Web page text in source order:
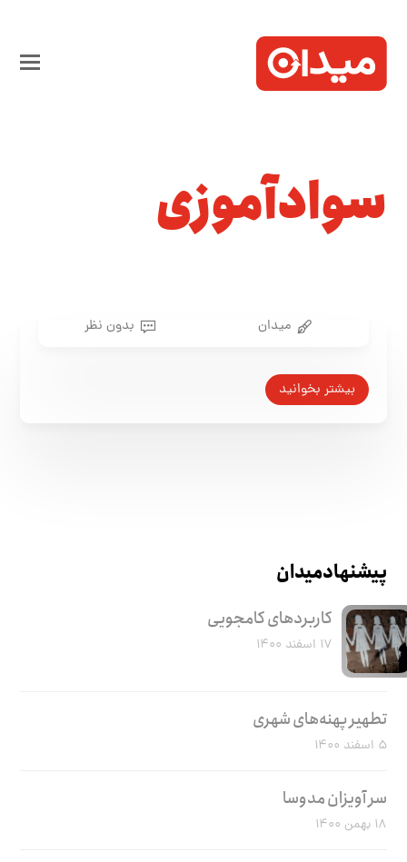
سوادآموزی
میدان بدون نظر
بیشتر بخوانید
پیشنهاد میدان
کاربرد‌های کامجویی
۱۷ اسفند ۱۴۰۰
تطهیر پهنه‌های شهری
۵ اسفند ۱۴۰۰
سر آویزان مدوسا
۱۸ بهمن ۱۴۰۰